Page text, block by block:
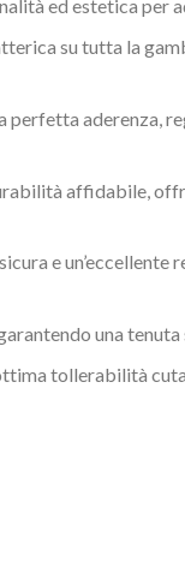
ed estetica per
su tutta la
perfetta aderenza,
affidabile,
e
una tenuta
tollerabilità